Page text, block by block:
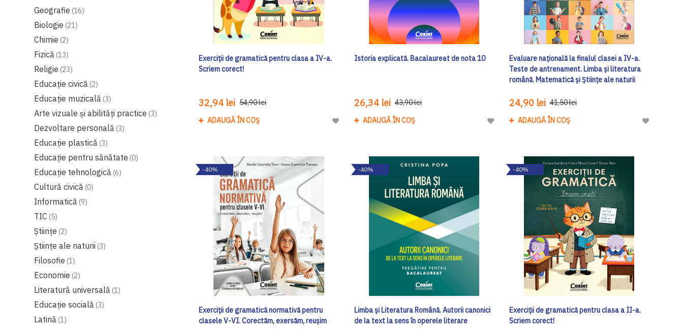
Geografie 16
Biologie 21
Chimie 2
Fizică 13
Religie 23
Educație civică 2
Educaţie muzicală 3
Arte vizuale și abilități practice 3
Dezvoltare personală 3
Educaţie plastică 3
Educaţie pentru sănătate 0
Educaţie tehnologică 6
Cultură civică 0
Informatică 9
TIC 5
Ştiinţe 2
Științe ale naturii 3
Filosofie 1
Economie 2
Literatură universală 1
Educație socială 3
Latină 1
Exerciții de gramatică pentru clasa a IV-a.
Scriem corect!
32,94 lei 54,90 lei
ADAUGĂ ÎN COȘ
Adaugă
Dorinte
Istoria explicată. Bacalaureat de nota 10
26,34 lei 43,90 lei
ADAUGĂ ÎN COȘ
Adaugă
Dorinte
Evaluare națională la finalul clasei a IV-a.
Teste de antrenament. Limba și literatura
română. Matematică și Științe ale naturii
24,90 lei 41,50 lei
ADAUGĂ ÎN COȘ
Adaugă
-40%
Exerciții de gramatică normativă pentru
clasele V-VI. Corectăm, exersăm, reușim
-40%
Limba și Literatura Română. Autorii canonici
de la text la sens în operele literare
-40%
Exerciții de gramatică pentru clasa a II-a.
Scriem corect!